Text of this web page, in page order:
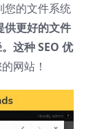
的文件系统
供更好的文件
这种 SEO 优
网站！